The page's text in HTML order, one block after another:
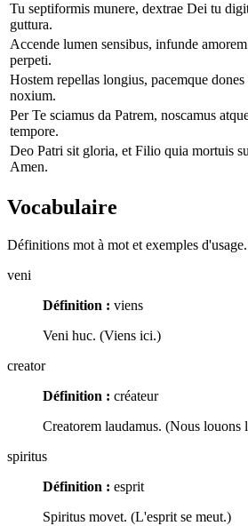
Tu septiformis munere, dextrae Dei tu
guttura.
Accende lumen sensibus, infunde
perpeti.
Hostem repellas longius, pacemque
noxium.
Per Te sciamus da Patrem, noscamus
tempore.
Deo Patri sit gloria, et Filio quia mortuis
Amen.
Vocabulaire
Définitions mot à mot et exemples
veni
Définition : viens
Veni huc. (Viens ici.)
creator
Définition : créateur
Creatorem laudamus. (Nous louons
spiritus
Définition : esprit
Spiritus movet. (L'esprit se meut.)